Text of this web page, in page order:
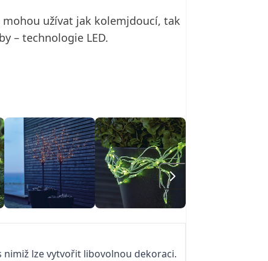
mohou užívat jak kolemjdoucí, tak
– technologie LED.
lze vytvořit libovolnou dekoraci.